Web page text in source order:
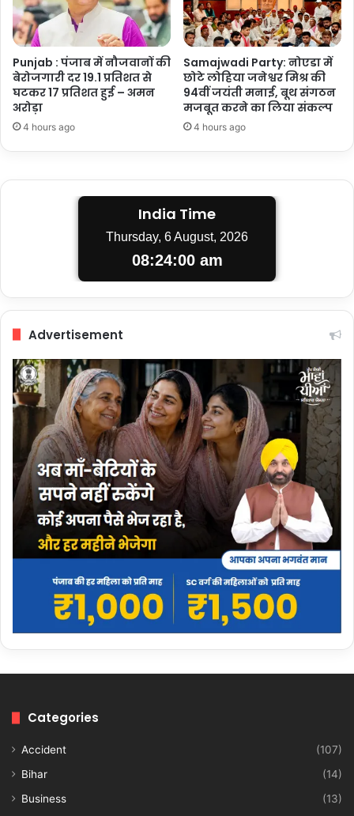
Punjab : पंजाब में नौजवानों की
बेरोजगारी दर 19.1 प्रतिशत से
घटकर 17 प्रतिशत हुई – अमन
अरोड़ा
4 hours ago
Samajwadi Party: नोएडा में
छोटे लोहिया जनेश्वर मिश्र की
94वीं जयंती मनाई, बूथ संगठन
मजबूत करने का लिया संकल्प
4 hours ago
India Time
Thursday, 6 August, 2026
08:24:00 am
Advertisement
Categories
Accident
(107)
Bihar
(14)
Business
(13)